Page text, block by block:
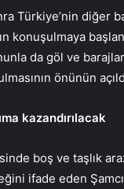
Türkiye’nin diğer
konuşulmaya
da göl ve
önünün
kazandırılacak
boş ve taşlık
ifade eden